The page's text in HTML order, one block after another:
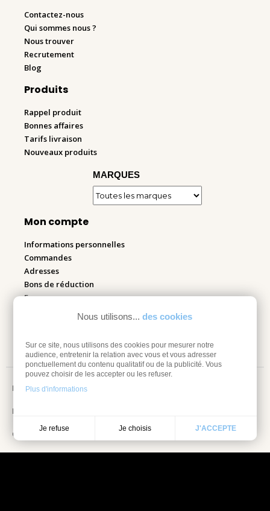
Nous utilisons... des cookies
Sur ce site, nous utilisons des cookies pour mesurer notre
audience, entretenir la relation avec vous et vous adresser
ponctuellement du contenu qualitatif ou de la publicité. Vous
pouvez choisir de les accepter ou les refuser.
Plus d'informations
Je refuse Je choisis J'ACCEPTE
Contactez-nous
Qui sommes nous ?
Nous trouver
Recrutement
Blog
Produits
Rappel produit
Bonnes affaires
Tarifs livraison
Nouveaux produits
MARQUES
Mon compte
Informations personnelles
Commandes
Adresses
Bons de réduction
Espace pro
Mentions légales
Information sur les cookies
Conditions Générales de vente